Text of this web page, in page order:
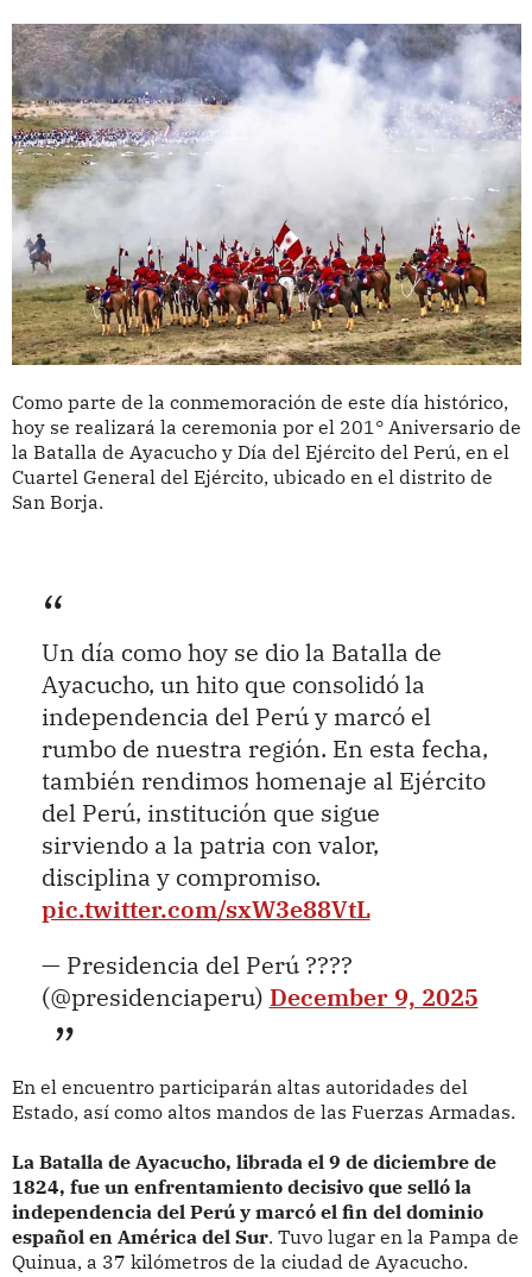
Como parte de la conmemoración de este día histórico,
hoy se realizará la ceremonia por el 201° Aniversario de
la Batalla de Ayacucho y Día del Ejército del Perú, en el
Cuartel General del Ejército, ubicado en el distrito de
San Borja.
Un día como hoy se dio la Batalla de
Ayacucho, un hito que consolidó la
independencia del Perú y marcó el
rumbo de nuestra región. En esta fecha,
también rendimos homenaje al Ejército
del Perú, institución que sigue
sirviendo a la patria con valor,
disciplina y compromiso.
pic.twitter.com/sxW3e88VtL
— Presidencia del Perú ????
(@presidenciaperu) December 9, 2025
En el encuentro participarán altas autoridades del
Estado, así como altos mandos de las Fuerzas Armadas.
La Batalla de Ayacucho, librada el 9 de diciembre de
1824, fue un enfrentamiento decisivo que selló la
independencia del Perú y marcó el fin del dominio
español en América del Sur. Tuvo lugar en la Pampa de
Quinua, a 37 kilómetros de la ciudad de Ayacucho.